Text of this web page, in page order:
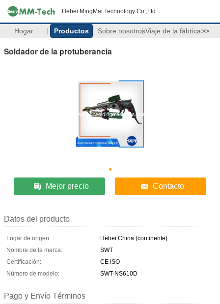
Hebei MingMai Technology Co.,Ltd
Hogar Productos Sobre nosotrosViaje de la fábrica>>
Soldador de la protuberancia
Mejor precio Contacto
Datos del producto
Lugar de origen:
Hebei China (continente)
Nombre de la marca:
SWT
Certificación:
CE ISO
Número de modelo:
SWT-NS610D
Pago y Envío Términos